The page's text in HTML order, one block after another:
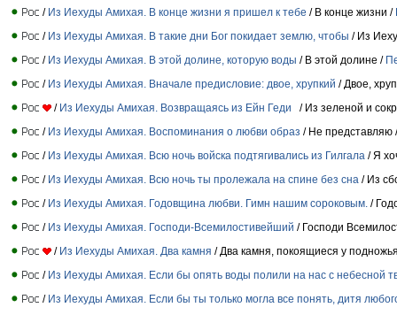
/ Из Иехуды Амихая. В конце жизни я пришел к тебе / В конце жизни /
/ Из Иехуды Амихая. В такие дни Бог покидает землю, чтобы / Из
/ Из Иехуды Амихая. В этой долине, которую воды / В этой долине /
/ Из Иехуды Амихая. Вначале предисловие: двое, хрупкий / Двое,
/ Из Иехуды Амихая. Возвращаясь из Ейн Геди
/ Из зеленой и
/ Из Иехуды Амихая. Воспоминания о любви образ / Не представляю
/ Из Иехуды Амихая. Всю ночь войска подтягивались из Гилгала / Я
/ Из Иехуды Амихая. Всю ночь ты пролежала на спине без сна / Из
/ Из Иехуды Амихая. Годовщина любви. Гимн нашим сороковым. /
/ Из Иехуды Амихая. Господи-Всемилостивейший / Господи
/ Из Иехуды Амихая. Два камня / Два камня, покоящиеся у
/ Из Иехуды Амихая. Если бы опять воды полили на нас с небесной
/ Из Иехуды Амихая. Если бы ты только могла все понять, дитя